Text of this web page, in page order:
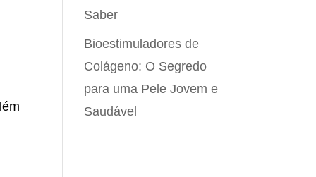
Saber
Bioestimuladores de
Colágeno: O Segredo
para uma Pele Jovem e
Saudável